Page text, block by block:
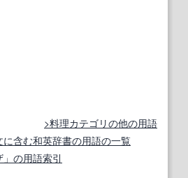
料理カテゴリの他の用語
に含む和英辞書の用語の一覧
の用語索引